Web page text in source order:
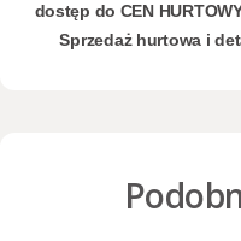
dostęp do CEN
Sprzedaż hurtowa i